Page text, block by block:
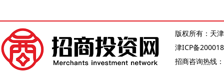
版权所有：天
津ICP备
招商咨询热线：